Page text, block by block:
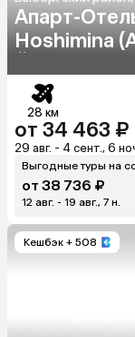
Апарт-
Hoshimina
28 км
от 34 463 ₽
29 авг. - 4 сент., 6
Выгодные туры на
от 38 736 ₽
12 авг. - 19 авг., 7 н.
Кешбэк + 508